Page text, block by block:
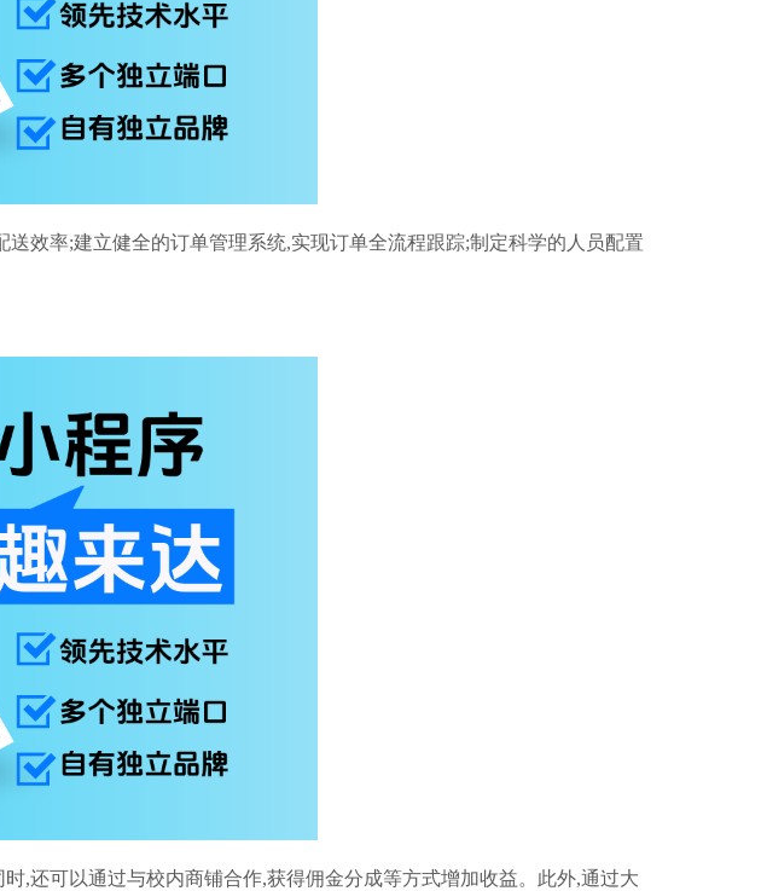
效率;建立健全的订单管理系统,实现订单全流程跟踪;制定科学的人员配置
,还可以通过与校内商铺合作,获得佣金分成等方式增加收益。此外,通过大